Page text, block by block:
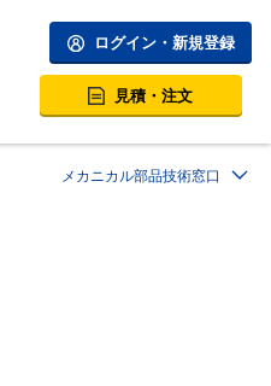
ログイン・新規登録
見積・注文
メカニカル部品技術窓口